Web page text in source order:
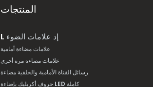
المنتجات
L إد علامات الضوء
علامات مضاءة أمامية
علامات مضاءة مرة أخرى
رسائل القناة الأمامية والخلفية مضاءة
حروف أكريليك بإضاءة LED كاملة